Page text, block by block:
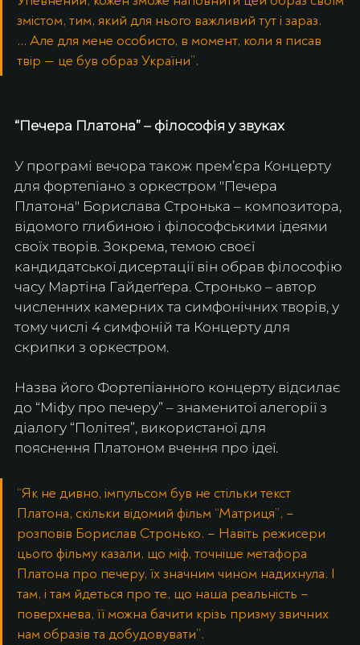
змістом, тим, який для нього важливий тут і зараз.
... Але для мене особисто, в момент, коли я писав
твір — це був образ України”.
“Печера Платона” – філософія у звуках
У програмі вечора також прем’єра Концерту
для фортепіано з оркестром "Печера
Платона" Борислава Стронька – композитора,
відомого глибиною і філософськими ідеями
своїх творів. Зокрема, темою своєї
кандидатської дисертації він обрав філософію
часу Мартіна Гайдеґґера. Стронько – автор
численних камерних та симфонічних творів, у
тому числі 4 симфоній та Концерту для
скрипки з оркестром.
Назва його Фортепіанного концерту відсилає
до “Міфу про печеру” – знаменитої алегорії з
діалогу “Політея”, використаної для
пояснення Платоном вчення про ідеї.
“Як не дивно, імпульсом був не стільки текст
Платона, скільки відомий фільм “Матриця”, –
розповів Борислав Стронько. – Навіть режисери
цього фільму казали, що міф, точніше метафора
Платона про печеру, їх значним чином надихнула. І
там, і там йдеться про те, що наша реальність –
поверхнева, її можна бачити крізь призму звичних
нам образів та добудовувати”.